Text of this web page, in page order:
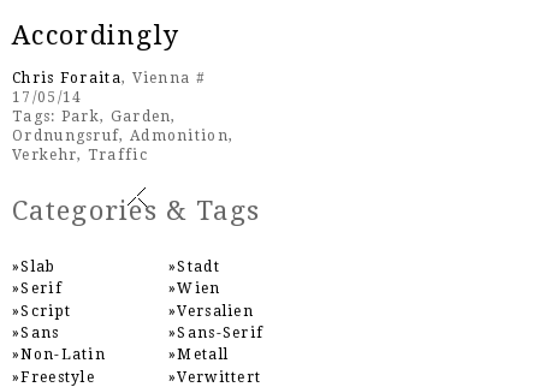
Accordingly
Chris Foraita, Vienna #
17/05/14
Tags: Park, Garden,
Ordnungsruf, Admonition,
Verkehr, Traffic
Categories & Tags
Slab
Serif
Script
Sans
Non-Latin
Freestyle
Stadt
Wien
Versalien
Sans-Serif
Metall
Verwittert